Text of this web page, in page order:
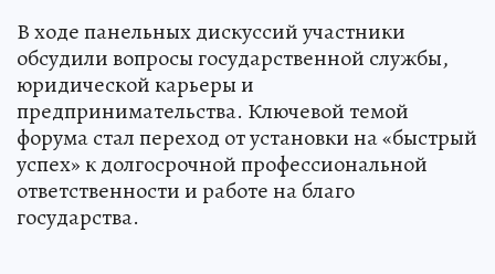
В ходе панельных дискуссий участники
обсудили вопросы государственной службы,
юридической карьеры и
предпринимательства. Ключевой темой
форума стал переход от установки на «быстрый
успех» к долгосрочной профессиональной
ответственности и работе на благо
государства.